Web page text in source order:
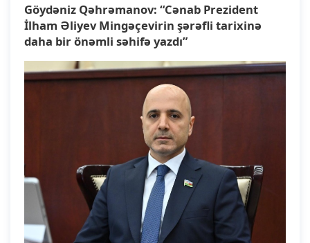
Göydəniz Qəhrəmanov: “Cənab Prezident
İlham Əliyev Mingəçevirin şərəfli tarixinə
daha bir önəmli səhifə yazdı”